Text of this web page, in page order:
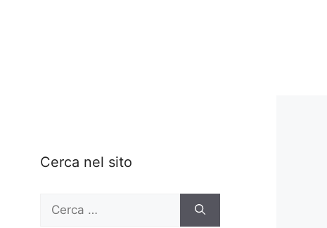
Cerca nel sito
Ricerca